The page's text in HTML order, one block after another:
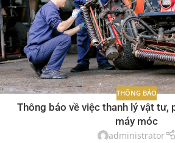
THÔNG BÁO
Thông báo về việc thanh lý vật tư,
máy móc
administrator